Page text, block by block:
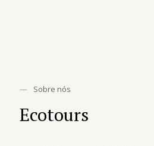
— Sobre nós
Ecotours